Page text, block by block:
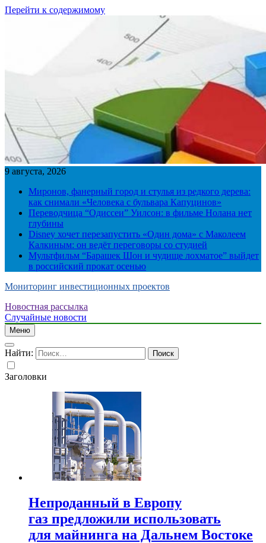
Перейти к содержимому
9 августа, 2026
Миронов, фанерный город и стулья из редкого дерева:
как снимали «Человека с бульвара Капуцинов»
Переводчица “Одиссеи” Уилсон: в фильме Нолана нет
глубины
Disney хочет перезапустить «Один дома» с Маколеем
Калкиным: он ведёт переговоры со студией
Мультфильм “Барашек Шон и чудище лохматое” выйдет
в российский прокат осенью
Мониторинг инвестиционных проектов
Новостная рассылка
Случайные новости
Меню
Найти:
Заголовки
Непроданный в Европу
газ предложили использовать
для майнинга на Дальнем Востоке